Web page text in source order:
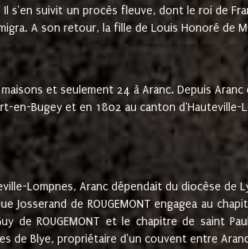
s'en suivit un procès fleuve, dont le roi de
A son retour, la fille de Louis Honoré de
et seulement 24 à Aranc. Depuis
en-Bugey et en 1802 au canton d'Hauteville-
Lompnes, Aranc dépendait du diocèse de
Josserand de ROUGEMONT engagea au
de ROUGEMONT et le chapitre de saint
de Blye, propriétaire d'un couvent entre